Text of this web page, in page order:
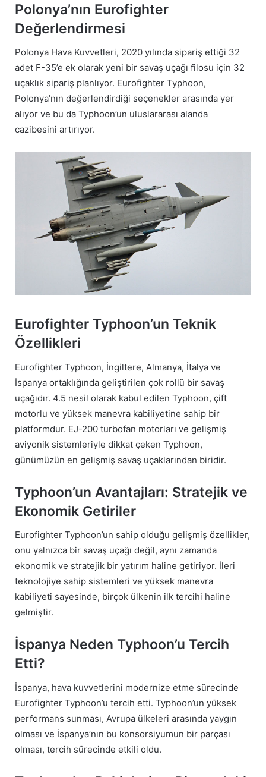
Polonya’nın Eurofighter
Değerlendirmesi
Polonya Hava Kuvvetleri, 2020 yılında sipariş ettiği 32
adet F-35’e ek olarak yeni bir savaş uçağı filosu için 32
uçaklık sipariş planlıyor. Eurofighter Typhoon,
Polonya’nın değerlendirdiği seçenekler arasında yer
alıyor ve bu da Typhoon’un uluslararası alanda
cazibesini artırıyor.
Eurofighter Typhoon’un Teknik
Özellikleri
Eurofighter Typhoon, İngiltere, Almanya, İtalya ve
İspanya ortaklığında geliştirilen çok rollü bir savaş
uçağıdır. 4.5 nesil olarak kabul edilen Typhoon, çift
motorlu ve yüksek manevra kabiliyetine sahip bir
platformdur. EJ-200 turbofan motorları ve gelişmiş
aviyonik sistemleriyle dikkat çeken Typhoon,
günümüzün en gelişmiş savaş uçaklarından biridir.
Typhoon’un Avantajları: Stratejik ve
Ekonomik Getiriler
Eurofighter Typhoon’un sahip olduğu gelişmiş özellikler,
onu yalnızca bir savaş uçağı değil, aynı zamanda
ekonomik ve stratejik bir yatırım haline getiriyor. İleri
teknolojiye sahip sistemleri ve yüksek manevra
kabiliyeti sayesinde, birçok ülkenin ilk tercihi haline
gelmiştir.
İspanya Neden Typhoon’u Tercih
Etti?
İspanya, hava kuvvetlerini modernize etme sürecinde
Eurofighter Typhoon’u tercih etti. Typhoon’un yüksek
performans sunması, Avrupa ülkeleri arasında yaygın
olması ve İspanya’nın bu konsorsiyumun bir parçası
olması, tercih sürecinde etkili oldu.